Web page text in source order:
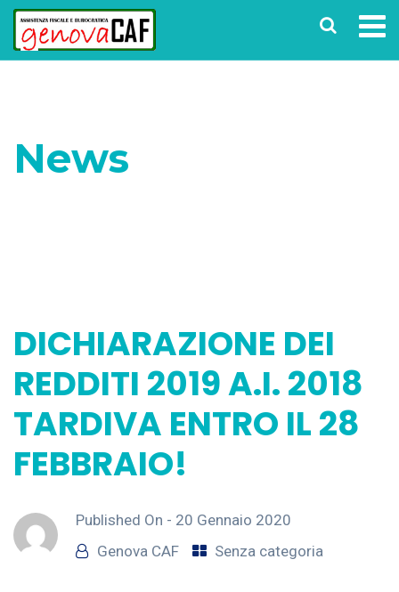
News
DICHIARAZIONE DEI
REDDITI 2019 A.I. 2018
TARDIVA ENTRO IL 28
FEBBRAIO!
Published On - 20 Gennaio 2020
Genova CAF
Senza categoria